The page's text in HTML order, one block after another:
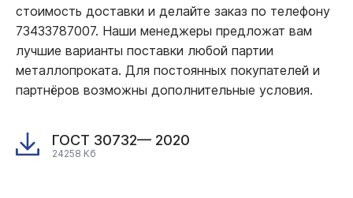
стоимость доставки и делайте заказ по телефону
73433787007. Наши менеджеры предложат вам
лучшие варианты поставки любой партии
металлопроката. Для постоянных покупателей и
партнёров возможны дополнительные условия.
ГОСТ 30732— 2020
24258 Кб